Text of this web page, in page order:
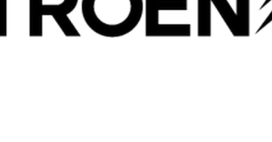
UTAN PAYPAL KONTO. Efter
så behöver du inte skapa